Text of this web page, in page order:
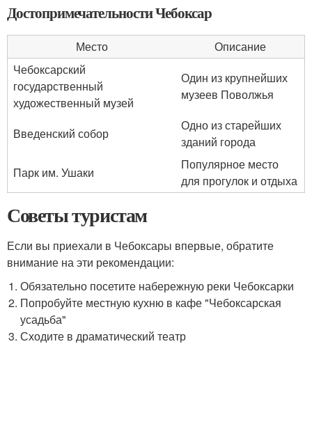
Достопримечательности Чебоксар
Место
Описание
Чебоксарский
государственный
художественный музей
Один из крупнейших
музеев Поволжья
Введенский собор
Одно из старейших
зданий города
Парк им. Ушаки
Популярное место
для прогулок и отдыха
Советы туристам
Если вы приехали в Чебоксары впервые, обратите
внимание на эти рекомендации:
Обязательно посетите набережную реки Чебоксарки
Попробуйте местную кухню в кафе "Чебоксарская
усадьба"
Сходите в драматический театр